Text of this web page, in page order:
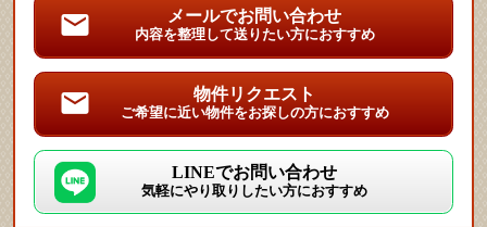
メールでお問い合わせ
内容を整理して送りたい方におすすめ
物件リクエスト
ご希望に近い物件をお探しの方におすすめ
LINEでお問い合わせ
気軽にやり取りしたい方におすすめ